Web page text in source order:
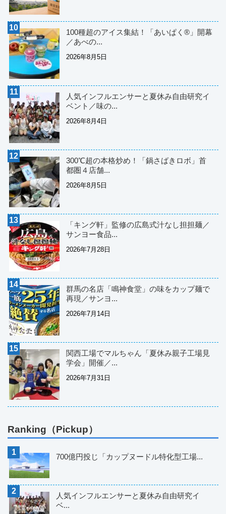
100種超のアイス集結！「あいぱく®」開幕
／あべの...
2026年8月5日
人気インフルエンサーと夏休み自由研究イ
ベント／味の...
2026年8月4日
300℃超の本格炒め！「鍋さばきロボ」首
都圏４店舗...
2026年8月5日
「キング軒」監修の広島式汁なし担担麺／
サンヨー食品...
2026年7月28日
群馬の名店「鳴神食堂」の味をカップ麺で
再現／サンヨ...
2026年7月14日
関西工場でマルちゃん「夏休み親子工場見
学会」開催／...
2026年7月31日
Ranking（Pickup）
700億円投じ「カップヌードル特化型工場...
人気インフルエンサーと夏休み自由研究イ
ベ...